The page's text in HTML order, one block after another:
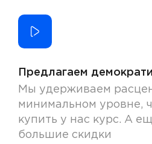
Предлагаем
Мы удерживаем
минимальном уровне,
купить у нас курс. А
большие скидки